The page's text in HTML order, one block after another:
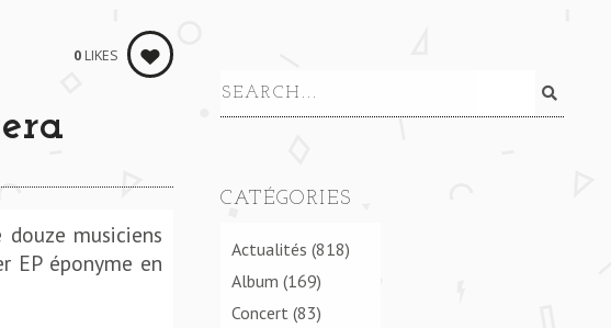
**** PITCH BLACK CITY REUNION **** PITCH BLACK CITY
0LIKES
musiciens
EP éponyme en
CATÉGORIES
Actualités (818)
Album (169)
Concert (83)